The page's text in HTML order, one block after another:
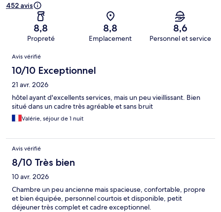
452 avis
8,8
Propreté
8,8
Emplacement
8,6
Personnel et service
Avis
Avis vérifié
10/10 Exceptionnel
21 avr. 2026
hôtel ayant d'excellents services, mais un peu vieillissant. Bien
situé dans un cadre très agréable et sans bruit
Valérie, séjour de 1 nuit
Avis vérifié
8/10 Très bien
10 avr. 2026
Chambre un peu ancienne mais spacieuse, confortable, propre
et bien équipée, personnel courtois et disponible, petit
déjeuner très complet et cadre exceptionnel.